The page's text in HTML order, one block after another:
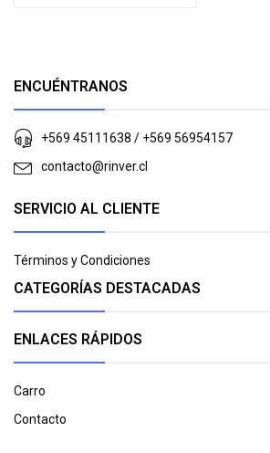
ENCUÉNTRANOS
+569 45111638 / +569 56954157
contacto@rinver.cl
SERVICIO AL CLIENTE
Términos y Condiciones
CATEGORÍAS DESTACADAS
ENLACES RÁPIDOS
Carro
Contacto